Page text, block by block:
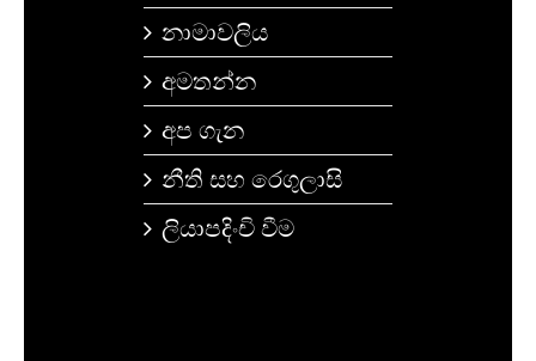
නාමාවලිය
අමතන්න
අප ගැන
නීති සහ රෙගුලාසි
ලියාපදිංචි වීම